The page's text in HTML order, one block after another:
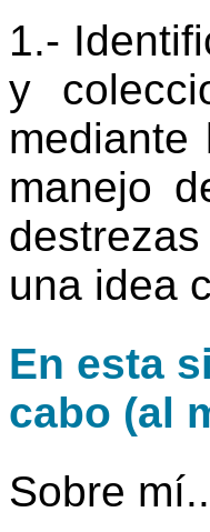
1.-
y
mediante
manejo
una idea
En esta
cabo (al
Sobre